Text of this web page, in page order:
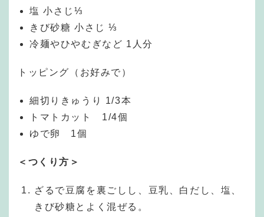
塩 小さじ⅓
きび砂糖 小さじ ⅓
冷麺やひやむぎなど 1人分
トッピング（お好みで）
細切りきゅうり 1/3本
トマトカット 1/4個
ゆで卵 1個
＜つくり方＞
ざるで豆腐を裏ごしし、豆乳、白だし、塩、
きび砂糖とよく混ぜる。